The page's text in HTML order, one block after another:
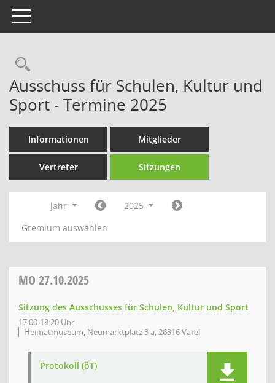
Toggle navigation
Rechercheauswahl
Ausschuss für Schulen, Kultur und
Sport - Termine 2025
Informationen Mitglieder
Vertreter Sitzungen
Jahr
2025
Gremium auswählen
MO 27.10.2025
Sitzung des Ausschusses für Schulen, Kultur und Sport
17:00-18:20 Uhr
Heimatmuseum, Neumarktplatz 3 a, 26316 Varel
Protokoll (öT)